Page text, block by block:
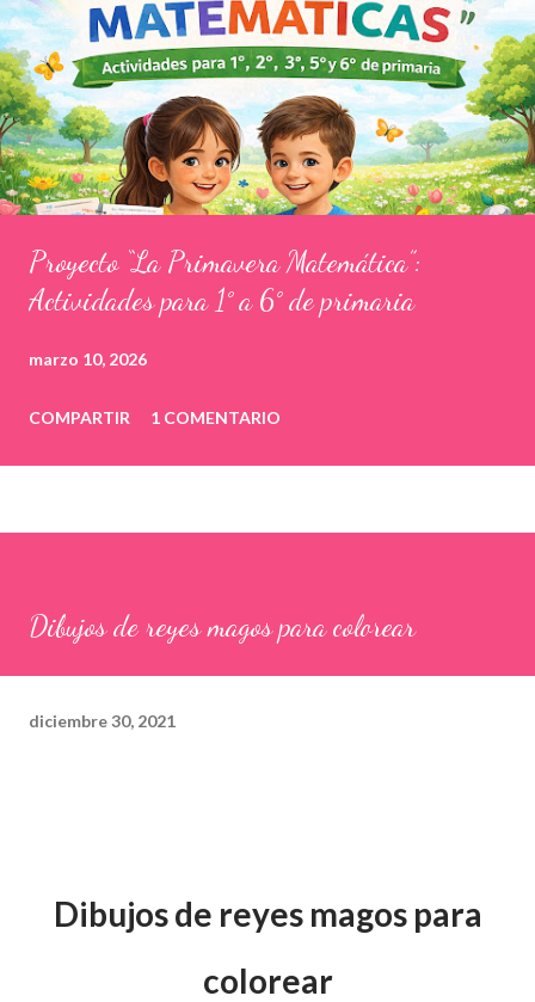
Proyecto “La Primavera Matemática”:
Actividades para 1° a 6° de primaria
marzo 10, 2026
COMPARTIR 1 COMENTARIO
Dibujos de reyes magos para colorear
diciembre 30, 2021
Dibujos de reyes magos para
colorear